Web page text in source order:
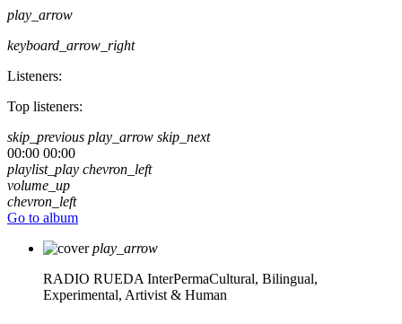
play_arrow
keyboard_arrow_right
Listeners:
Top listeners:
skip_previous play_arrow skip_next
00:00 00:00
playlist_play chevron_left
volume_up
chevron_left
Go to album
play_arrow
RADIO RUEDA InterPermaCultural, Bilingual,
Experimental, Artivist & Human